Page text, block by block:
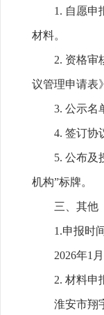
1. 自愿申
材料。
2. 资格审
议管理申请表
3. 公示名
4. 签订协
5. 公布及
机构”标牌。
三、其他
1.申报时
2026年1
2. 材料申
淮安市翔